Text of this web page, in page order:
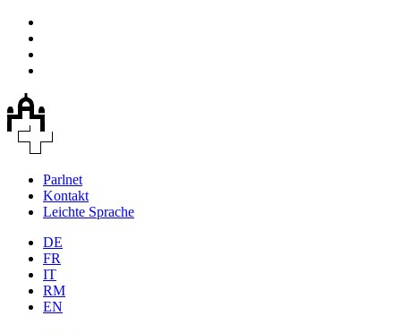
Parlnet
Kontakt
Leichte Sprache
DE
FR
IT
RM
EN